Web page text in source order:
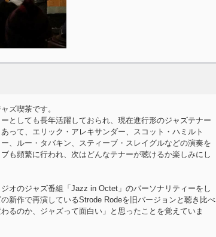
ズ喫茶です。
としても長年活躍しておられ、現在進行形のジャズテナー
って、エリック・アレキサンダー、スコット・ハミルト
、ルー・タバキン、スティーブ・スレイグルなどの演奏を
も頻繁に行われ、次はどんなテナーが聴けるか楽しみにし
オのジャズ番組「Jazz in Octet」のパーソナリティーをし
新作で再演しているStrode Rodeを旧バージョンと聴き比べ
るのか、ジャズって面白い」と思ったことを覚えていま